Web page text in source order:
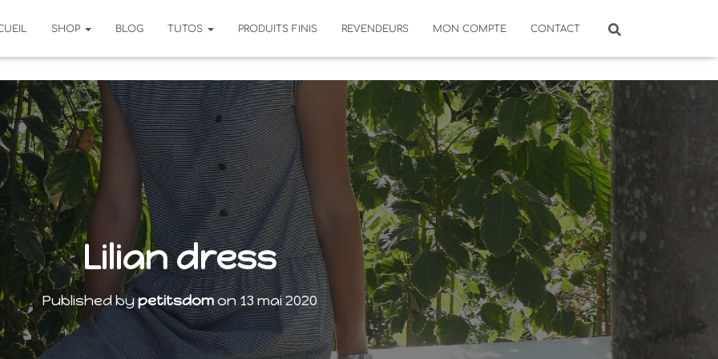
SHOP BLOG TUTOS PRODUITS FINIS REVENDEURS MON COMPTE CONTACT
Lilian dress
Published bypetitsdomon13 mai 2020